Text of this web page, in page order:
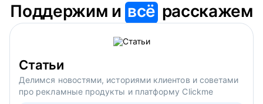
Поддержим ивсё расскажем
Статьи
Делимся новостями, историями клиентов и советами
про рекламные продукты и платформу Clickme